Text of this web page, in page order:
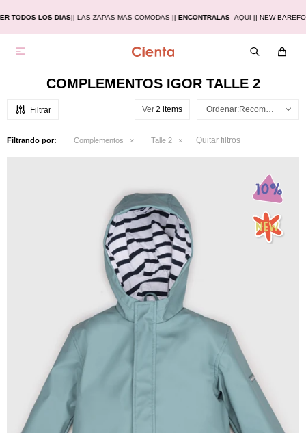
TODOS LOS DIAS|| LAS ZAPAS MÁS CÓMODAS | |ENCONTRALAS AQUÍ | | NEW

COMPLEMENTOS IGOR TALLE 2
Ver Recomendados
Filtrando por: Complementos Talle 2 Quitar filtros